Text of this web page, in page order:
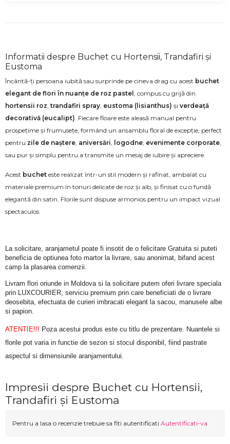
Informatii despre Buchet cu Hortensii, Trandafiri și
Eustoma
Încântă-ți persoana iubită sau surprinde pe cineva drag cu acest buchet
elegant de flori în nuanțe de roz pastel , compus cu grijă din
hortensii roz, trandafiri spray, eustoma (lisianthus) și verdeață
decorativă (eucalipt). Fiecare floare este aleasă manual pentru
prospețime și frumusețe, formând un ansamblu floral de excepție, perfect
pentru zile de naștere, aniversări, logodne, evenimente corporate,
sau pur și simplu pentru a transmite un mesaj de iubire și apreciere.
Acest buchet este realizat într-un stil modern și rafinat, ambalat cu
materiale premium în tonuri delicate de roz și alb, și finisat cu o fundă
elegantă din satin. Florile sunt dispuse armonios pentru un impact vizual
spectaculos.
La solicitare, aranjametul poate fi insotit de o felicitare Gratuita si puteti
beneficia de optiunea foto martor la livrare, sau anonimat, bifand acest
camp la plasarea comenzii.
Livram flori oriunde in Moldova si la solicitare putem oferi livrare speciala
prin LUXCOURIER, serviciu premium prin care beneficiati de o livrare
deosebita, efectuata de curieri imbracati elegant la sacou, manusele albe
si papion.
ATENTIE!!! Poza acestui produs este cu titlu de prezentare. Nuantele si
florile pot varia in functie de sezon si stocul disponibil, fiind pastrate
aspectul si dimensiunile aranjamentului.
Impresii despre Buchet cu Hortensii,
Trandafiri și Eustoma
Pentru a lasa o recenzie trebuie sa fiti autentificati Autentificati-va